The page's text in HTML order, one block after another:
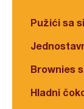
Pužići sa
Brownies
Hladni